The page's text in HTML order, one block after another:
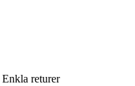
Enkla returer